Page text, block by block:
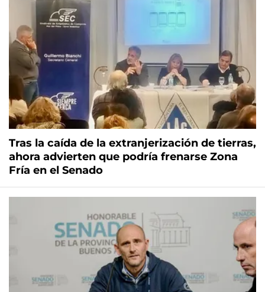
Tras la caída de la extranjerización de tierras,
ahora advierten que podría frenarse Zona
Fría en el Senado